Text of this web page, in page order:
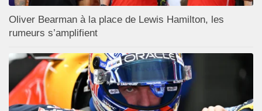
Oliver Bearman à la place de Lewis Hamilton, les
rumeurs s’amplifient